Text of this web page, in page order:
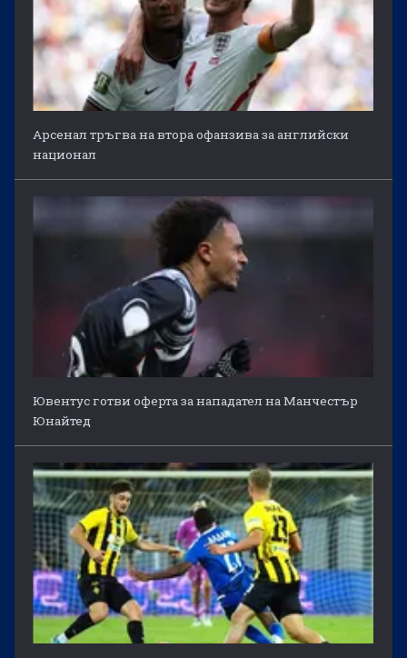
Арсенал тръгва на втора офанзива за английски
национал
Ювентус готви оферта за нападател на Манчестър
Юнайтед